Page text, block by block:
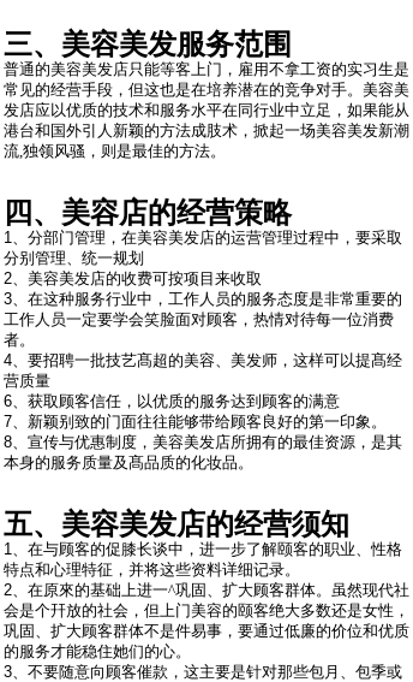
三、美容美发服务范围
普通的美容美发店只能等客上门，雇用不拿工资的实习生是
常见的经营手段，但这也是在培养潜在的竞争对手。美容美
发店应以优质的技术和服务水平在同行业中立足，如果能从
港台和国外引人新颖的方法成肢术，掀起一场美容美发新潮
流,独领风骚，则是最佳的方法。
四、美容店的经营策略
1、 分部门管理，在美容美发店的运营管理过程中，要采取
分别管理、统一规划
2、 美容美发店的收费可按项目来收取
3、在这种服务行业中，工作人员的服务态度是非常重要的
工作人员一定要学会笑脸面对顾客，热情对待每一位消费
者。
4、要招聘一批技艺髙超的美容、美发师，这样可以提髙经
营质量
6、获取顾客信任，以优质的服务达到顾客的满意
7、 新颖别致的门面往往能够带给顾客良好的第一印象。
8、 宣传与优惠制度，美容美发店所拥有的最佳资源，是其
本身的服务质量及髙品质的化妆品。
五、美容美发店的经营须知
1、 在与顾客的促膝长谈中，进一步了解颐客的职业、性格
特点和心理特征，并将这些资料详细记录。
2、 在原來的基础上进一^巩固、扩大顾客群体。虽然现代社
会是个幵放的社会，但上门美容的颐客绝大多数还是女性，
巩固、扩大顾客群体不是件易事，要通过低廉的价位和优质
的服务才能稳住她们的心。
3、 不要随意向顾客催款，这主要是针对那些包月、包季或